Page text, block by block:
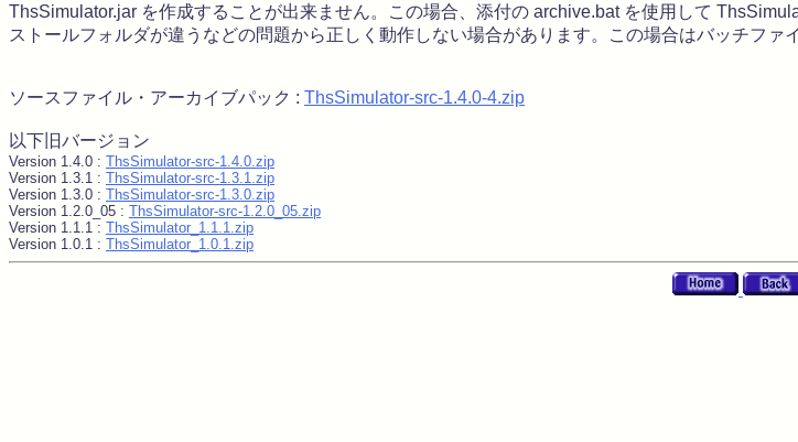
ThsSimulator.jar を作成することが出来ません。この場合、添付の archive.bat を使用して
ストールフォルダが違うなどの問題から正しく動作しない場合があります。この場合はバッチファ
ソースファイル・アーカイブパック : ThsSimulator-src-1.4.0-4.zip
以下旧バージョン
Version 1.4.0 : ThsSimulator-src-1.4.0.zip
Version 1.3.1 : ThsSimulator-src-1.3.1.zip
Version 1.3.0 : ThsSimulator-src-1.3.0.zip
Version 1.2.0_05 : ThsSimulator-src-1.2.0_05.zip
Version 1.1.1 : ThsSimulator_1.1.1.zip
Version 1.0.1 : ThsSimulator_1.0.1.zip